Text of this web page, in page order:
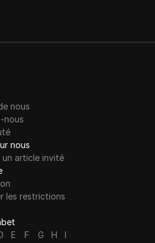
nous
nous
nous
un article invité
les restrictions
E F G H I